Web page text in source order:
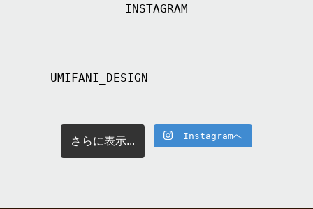
INSTAGRAM
UMIFANI_DESIGN
さらに表示... Instagramへ